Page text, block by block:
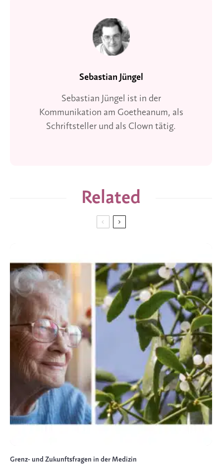
Sebastian Jüngel
Sebastian Jüngel ist in der
Kommunikation am Goetheanum, als
Schriftsteller und als Clown tätig.
Related
Grenz- und Zukunftsfragen in der Medizin